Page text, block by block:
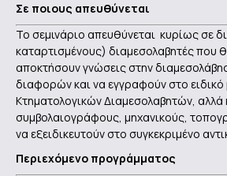
Σε ποιους απευθύνεται
Το σεμινάριο απευθύνεται κυρίως σε
καταρτισμένους) διαμεσολαβητές που
αποκτήσουν γνώσεις στην
διαφορών και να εγγραφούν στο
Κτηματολογικών Διαμεσολαβητών, αλλά
συμβολαιογράφους, μηχανικούς,
να εξειδικευτούν στο συγκεκριμένο
Περιεχόμενο προγράμματος